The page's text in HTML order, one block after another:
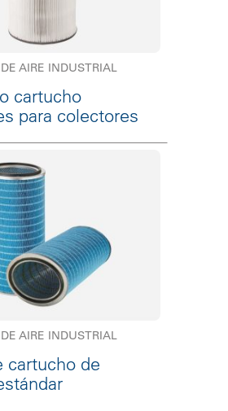
AIRE INDUSTRIAL
cartucho
para colectores
AIRE INDUSTRIAL
cartucho de